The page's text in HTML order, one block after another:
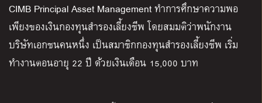
CIMB Principal Asset Management ทำการศึกษาความพอ
เพียงของเงินกองทุนสำรองเลี้ยงชีพ โดยสมมติว่าพนักงาน
บริษัทเอกชนคนหนึ่ง เป็นสมาชิกกองทุนสำรองเลี้ยงชีพ เริ่ม
ทำงานตอนอายุ 22 ปี ด้วยเงินเดือน 15,000 บาท